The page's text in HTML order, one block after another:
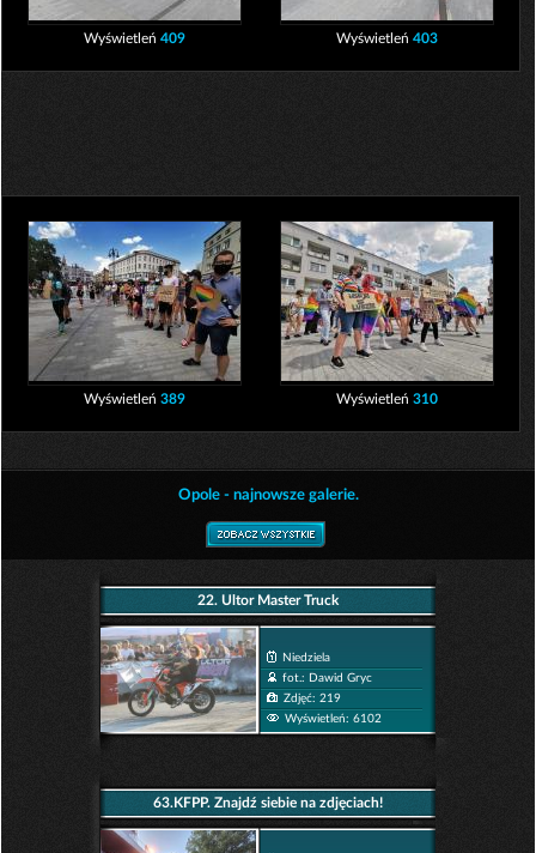
Wyświetleń 409 Wyświetleń 403
Wyświetleń 389 Wyświetleń 310
Opole - najnowsze galerie.
22. Ultor Master Truck
Niedziela
fot.: Dawid Gryc
Zdjęć: 219
Wyświetleń: 6102
63.KFPP. Znajdź siebie na zdjęciach!